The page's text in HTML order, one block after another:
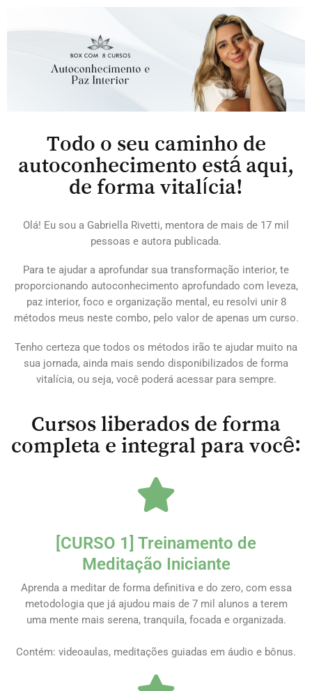
Todo o seu caminho de
autoconhecimento está aqui,
de forma vitalícia!
Olá! Eu sou a Gabriella Rivetti, mentora de mais de 17 mil
pessoas e autora publicada.
Para te ajudar a aprofundar sua transformação interior, te
proporcionando autoconhecimento aprofundado com leveza,
paz interior, foco e organização mental, eu resolvi unir 8
métodos meus neste combo, pelo valor de apenas um curso.
Tenho certeza que todos os métodos irão te ajudar muito na
sua jornada, ainda mais sendo disponibilizados de forma
vitalícia, ou seja, você poderá acessar para sempre.
Cursos liberados de forma
completa e integral para você:
[CURSO 1] Treinamento de
Meditação Iniciante
Aprenda a meditar de forma definitiva e do zero, com essa
metodologia que já ajudou mais de 7 mil alunos a terem
uma mente mais serena, tranquila, focada e organizada.
Contém: videoaulas, meditações guiadas em áudio e bônus.